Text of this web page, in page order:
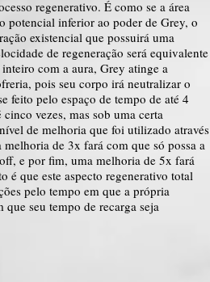
regenerativo. É como se a área
potencial inferior ao poder de Grey, o
existencial que possuirá uma
de regeneração será equivalente
com a aura, Grey atinge a
pois seu corpo irá neutralizar o
feito pelo espaço de tempo de até 4
vezes, mas sob uma certa
de melhoria que foi utilizado através
de 3x fará com que só possa a
e por fim, uma melhoria de 5x fará
que este aspecto regenerativo total
pelo tempo em que a própria
seu tempo de recarga seja